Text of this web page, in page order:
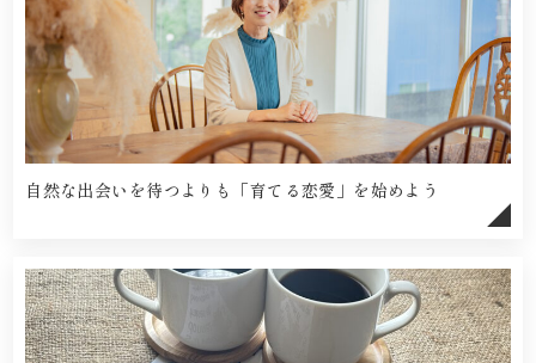
自然な出会いを待つよりも「育てる恋愛」を始めよう